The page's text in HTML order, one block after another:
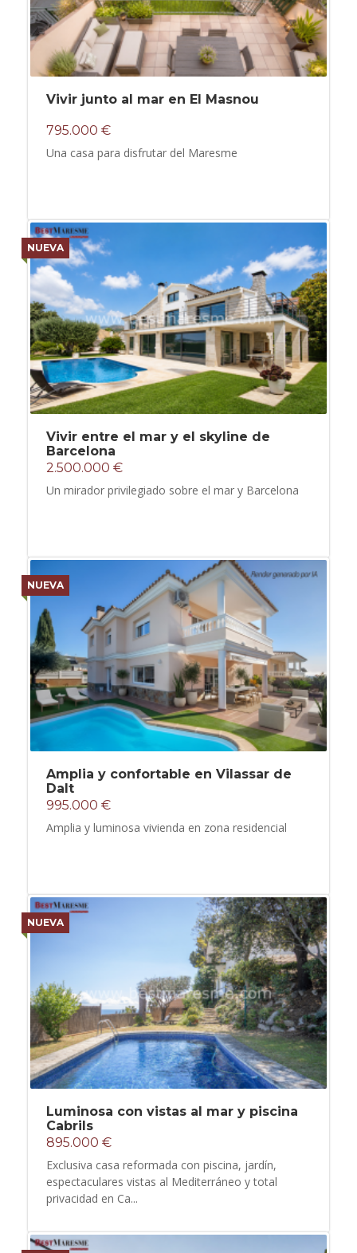
Vivir junto al mar en El Masnou
795.000 €
Una casa para disfrutar del Maresme
NUEVA
Vivir entre el mar y el skyline de
Barcelona
2.500.000 €
Un mirador privilegiado sobre el mar y Barcelona
NUEVA
Amplia y confortable en Vilassar de
Dalt
995.000 €
Amplia y luminosa vivienda en zona residencial
NUEVA
Luminosa con vistas al mar y piscina
Cabrils
895.000 €
Exclusiva casa reformada con piscina, jardín,
espectaculares vistas al Mediterráneo y total
privacidad en Ca...